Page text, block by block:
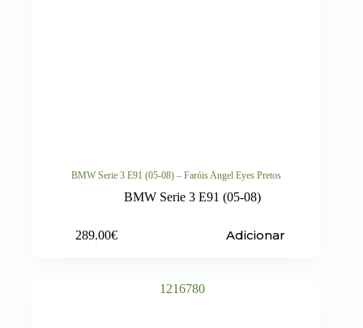
BMW Serie 3 E91 (05-08) – Faróis Angel Eyes Pretos
BMW Serie 3 E91 (05-08)
289.00€ Adicionar